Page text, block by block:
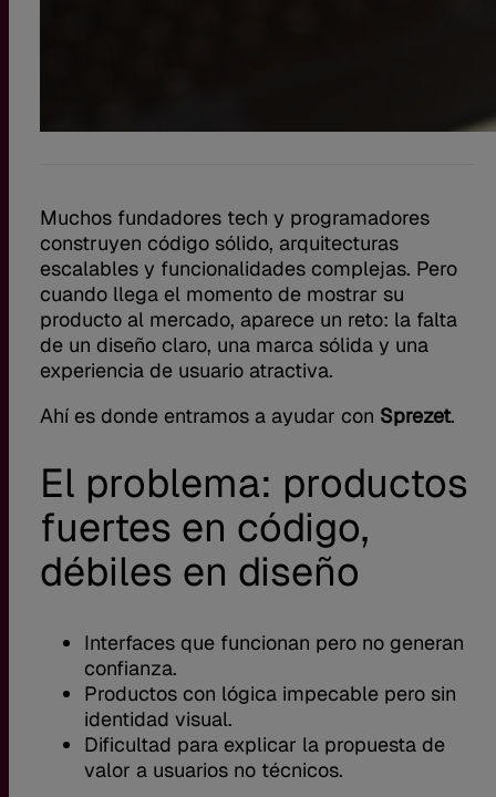
Muchos fundadores tech y programadores
construyen código sólido, arquitecturas
escalables y funcionalidades complejas. Pero
cuando llega el momento de mostrar su
producto al mercado, aparece un reto: la falta
de un diseño claro, una marca sólida y una
experiencia de usuario atractiva.
Ahí es donde entramos a ayudar con Sprezet.
El problema: productos
fuertes en código,
débiles en diseño
Interfaces que funcionan pero no generan
confianza.
Productos con lógica impecable pero sin
identidad visual.
Dificultad para explicar la propuesta de
valor a usuarios no técnicos.